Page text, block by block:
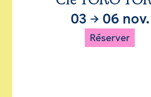
03 → 06 nov.
Réserver